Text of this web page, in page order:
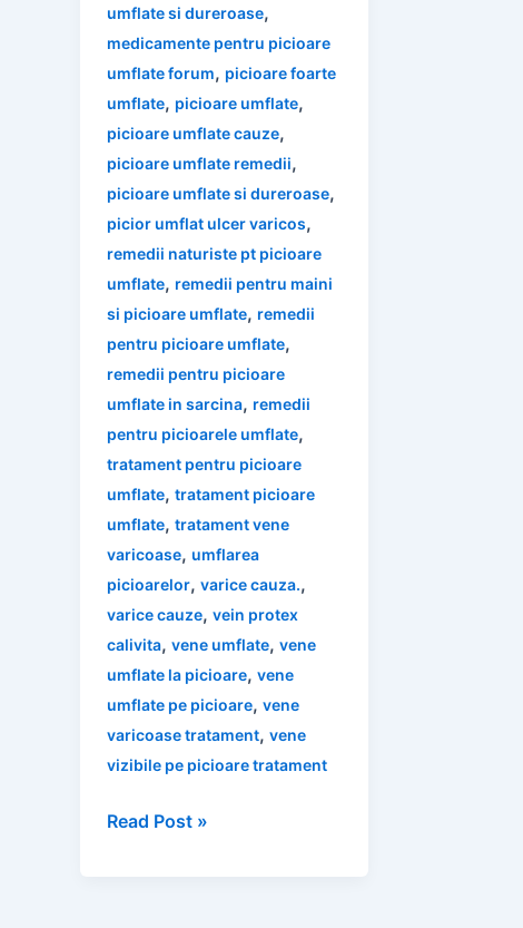
umflate si dureroase,
medicamente pentru picioare
umflate forum, picioare foarte
umflate, picioare umflate,
picioare umflate cauze,
picioare umflate remedii,
picioare umflate si dureroase,
picior umflat ulcer varicos,
remedii naturiste pt picioare
umflate, remedii pentru maini
si picioare umflate, remedii
pentru picioare umflate,
remedii pentru picioare
umflate in sarcina, remedii
pentru picioarele umflate,
tratament pentru picioare
umflate, tratament picioare
umflate, tratament vene
varicoase, umflarea
picioarelor, varice cauza.,
varice cauze, vein protex
calivita, vene umflate, vene
umflate la picioare, vene
umflate pe picioare, vene
varicoase tratament, vene
vizibile pe picioare tratament
Remedii
Read Post »